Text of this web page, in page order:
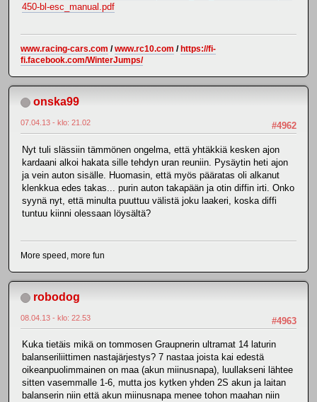
450-bl-esc_manual.pdf
www.racing-cars.com /www.rc10.com / https://fi-
fi.facebook.com/WinterJumps/
onska99
#4962
07.04.13 - klo: 21.02
Nyt tuli slässiin tämmönen ongelma, että yhtäkkiä kesken ajon
kardaani alkoi hakata sille tehdyn uran reuniin. Pysäytin heti ajon
ja vein auton sisälle. Huomasin, että myös pääratas oli alkanut
klenkkua edes takas... purin auton takapään ja otin diffin irti. Onko
syynä nyt, että minulta puuttuu välistä joku laakeri, koska diffi
tuntuu kiinni olessaan löysältä?
More speed, more fun
robodog
#4963
08.04.13 - klo: 22.53
Kuka tietäis mikä on tommosen Graupnerin ultramat 14 laturin
balanseriliittimen nastajärjestys? 7 nastaa joista kai edestä
oikeanpuolimmainen on maa (akun miinusnapa), luullakseni lähtee
sitten vasemmalle 1-6, mutta jos kytken yhden 2S akun ja laitan
balanserin niin että akun miinusnapa menee tohon maahan niin